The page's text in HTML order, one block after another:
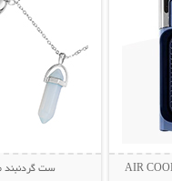
ست گردنبند